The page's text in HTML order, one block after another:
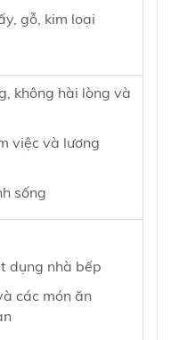
gỗ, kim loại
không hài lòng và
việc và lương
sống
dụng nhà bếp
các món ăn